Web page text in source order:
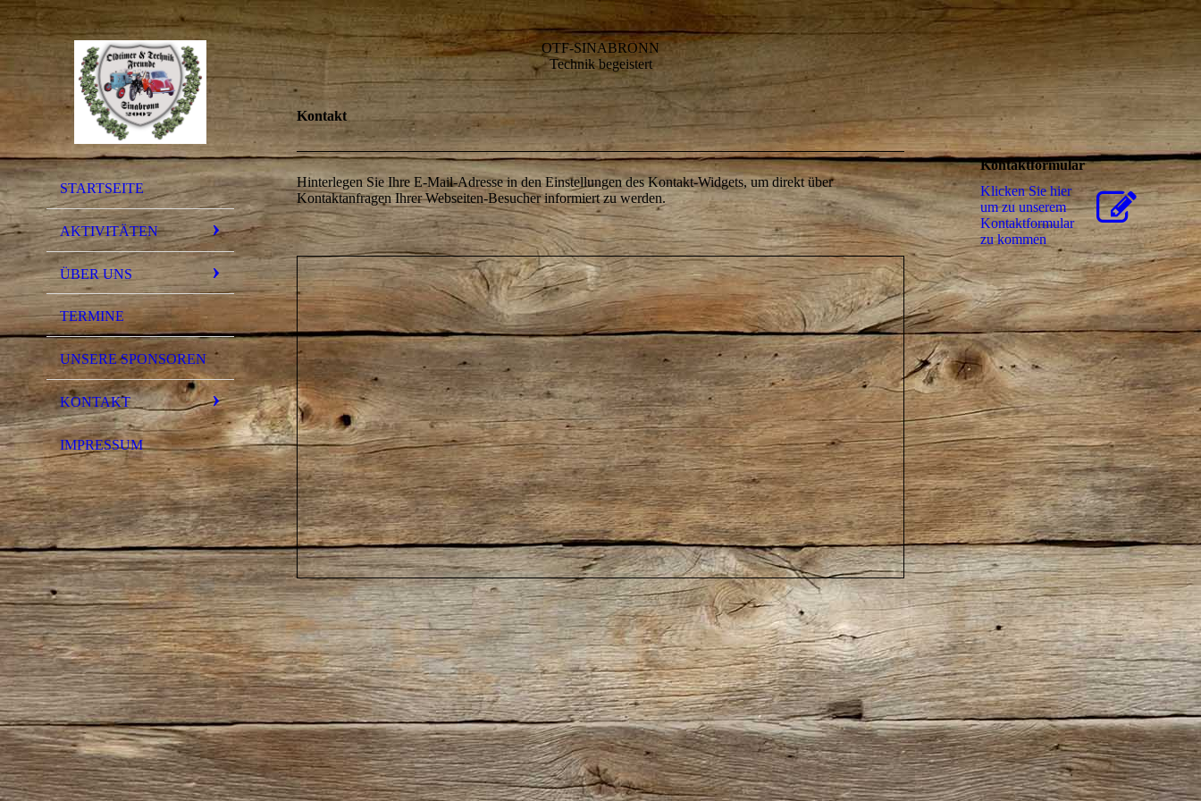
STARTSEITE
AKTIVITÄTEN
ÜBER UNS
TERMINE
UNSERE SPONSOREN
KONTAKT
IMPRESSUM
OTF-SINABRONN
Technik begeistert
Kontakt
Hinterlegen Sie Ihre E-Mail-Adresse in den Einstellungen des Kontakt-Widgets, um direkt über
Kontaktanfragen Ihrer Webseiten-Besucher informiert zu werden.
Kontaktformular
Klicken Sie hier
um zu unserem
Kon­takt­for­mu­lar
zu kommen